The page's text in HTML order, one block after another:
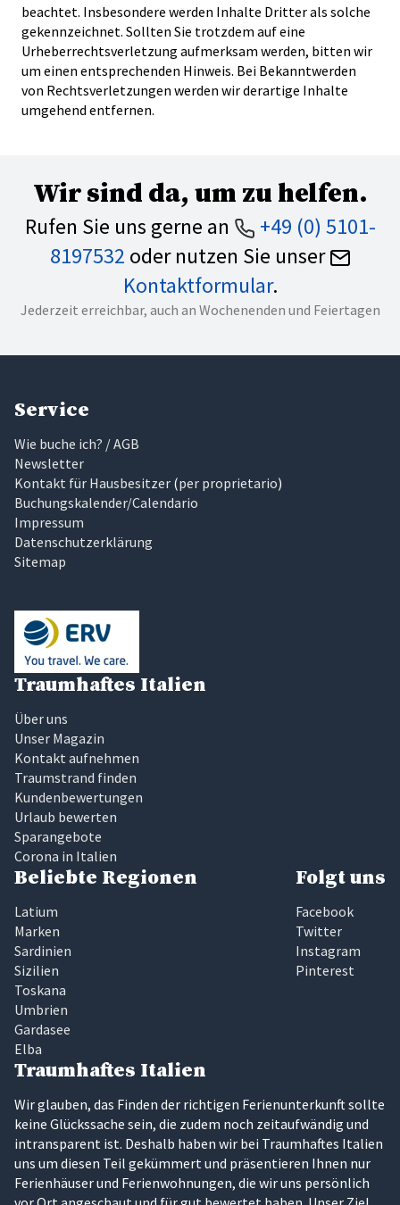
beachtet. Insbesondere werden Inhalte Dritter als solche
gekennzeichnet. Sollten Sie trotzdem auf eine
Urheberrechtsverletzung aufmerksam werden, bitten wir
um einen entsprechenden Hinweis. Bei Bekanntwerden
von Rechtsverletzungen werden wir derartige Inhalte
umgehend entfernen.
Wir sind da, um zu helfen.
Rufen Sie uns gerne an
+49 (0) 5101-
8197532 oder nutzen Sie unser
Kontaktformular.
Jederzeit erreichbar, auch an Wochenenden und Feiertagen
Service
Wie buche ich? / AGB
Newsletter
Kontakt für Hausbesitzer (per proprietario)
Buchungskalender/Calendario
Impressum
Datenschutzerklärung
Sitemap
Traumhaftes Italien
Über uns
Unser Magazin
Kontakt aufnehmen
Traumstrand finden
Kundenbewertungen
Urlaub bewerten
Sparangebote
Corona in Italien
Beliebte Regionen
Latium
Marken
Sardinien
Sizilien
Toskana
Umbrien
Gardasee
Elba
Folgt uns
Facebook
Twitter
Instagram
Pinterest
Traumhaftes Italien
Wir glauben, das Finden der richtigen Ferienunterkunft sollte
keine Glückssache sein, die zudem noch zeitaufwändig und
intransparent ist. Deshalb haben wir bei Traumhaftes Italien
uns um diesen Teil gekümmert und präsentieren Ihnen nur
Ferienhäuser und Ferienwohnungen, die wir uns persönlich